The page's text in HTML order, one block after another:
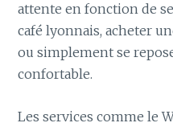
attente en fonction de
café lyonnais, acheter
ou simplement se
confortable.
Les services comme le